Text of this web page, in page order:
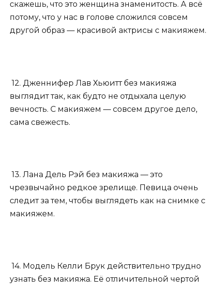
скажешь, что это женщина знаменитость. А всё
потому, что у нас в голове сложился совсем
другой образ — красивой актрисы с макияжем.
12. Дженнифер Лав Хьюитт без макияжа
выглядит так, как будто не отдыхала целую
вечность. С макияжем — совсем другое дело,
сама свежесть.
13. Лана Дель Рэй без макияжа — это
чрезвычайно редкое зрелище. Певица очень
следит за тем, чтобы выглядеть как на снимке с
макияжем.
14. Модель Келли Брук действительно трудно
узнать без макияжа. Её отличительной чертой